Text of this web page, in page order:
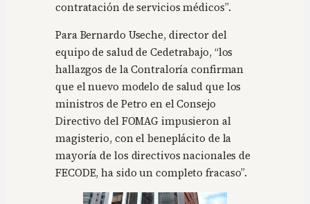
contratación de servicios médicos”.
Para Bernardo Useche, director del
equipo de salud de Cedetrabajo, “los
hallazgos de la Contraloría confirman
que el nuevo modelo de salud que los
ministros de Petro en el Consejo
Directivo del FOMAG impusieron al
magisterio, con el beneplácito de la
mayoría de los directivos nacionales de
FECODE, ha sido un completo fracaso”.